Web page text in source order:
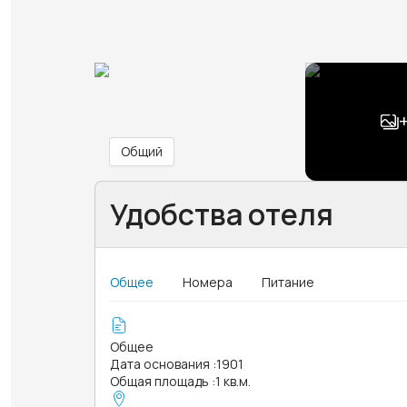
Общий
Удобства отеля
Общее Номера Питание
Общее
Дата основания :1901
Общая площадь :1 кв.м.